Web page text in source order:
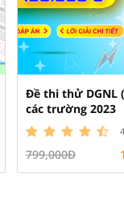
Đề thi thử DGNL
các trường 2023
799,000Đ